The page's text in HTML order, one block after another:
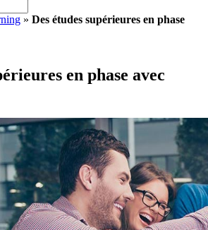
» Des études supérieures en phase
en phase avec